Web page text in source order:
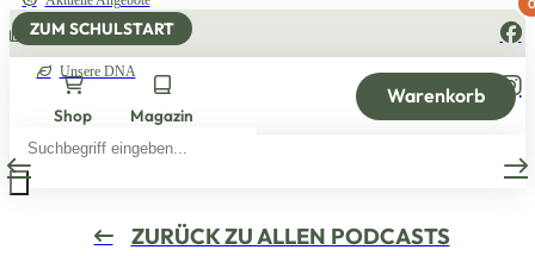
10% Newsletter Rabatt
Unsere DNA
Shop Magazin
Warenkorb
0
Products
search
ZURÜCK ZU ALLEN PODCASTS
ZUM SCHULSTART